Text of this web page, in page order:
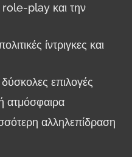
play και την
ίντριγκες και
επιλογές
ατμόσφαιρα
αλληλεπίδραση